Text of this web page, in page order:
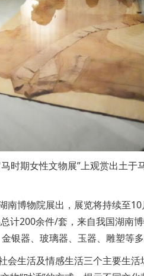
期女性文物展”上观赏出土于
博物院展出，展览将持续至10
计200余件/套，来自我国湖南
银器、玻璃器、玉器、雕塑等多
生活及情感生活三个主要生活